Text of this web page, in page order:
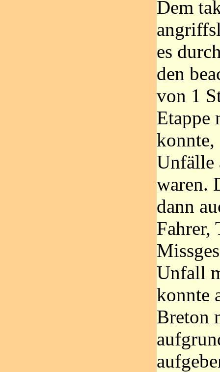
Dem
es
den
von 1
Etappe
konnte,
Unfälle
waren.
dann
Fahrer,
Unfall
konnte
Breton